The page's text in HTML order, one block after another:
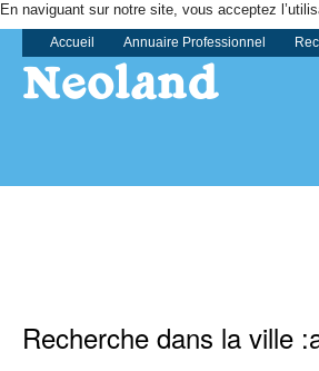
En naviguant sur notre site, vous acceptez
Accueil Annuaire Professionnel
Recherche dans la ville